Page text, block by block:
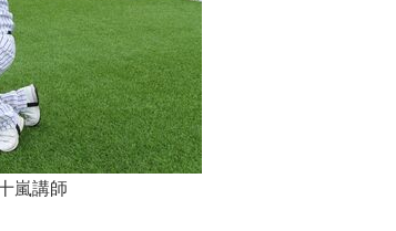
嵐講師